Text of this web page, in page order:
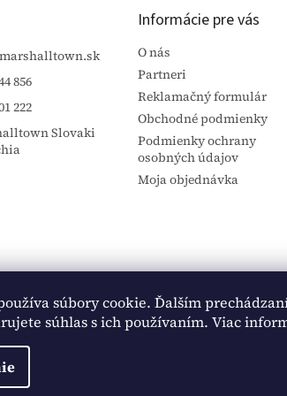
súbory cookie. Ďalším
súhlas s ich používaním. Viac
marshalltown.sk
856
222
Slovaki
Informácie pre vás
O nás
Partneri
Reklamačný formulár
Obchodné podmienky
Podmienky ochrany
osobných údajov
Moja objednávka